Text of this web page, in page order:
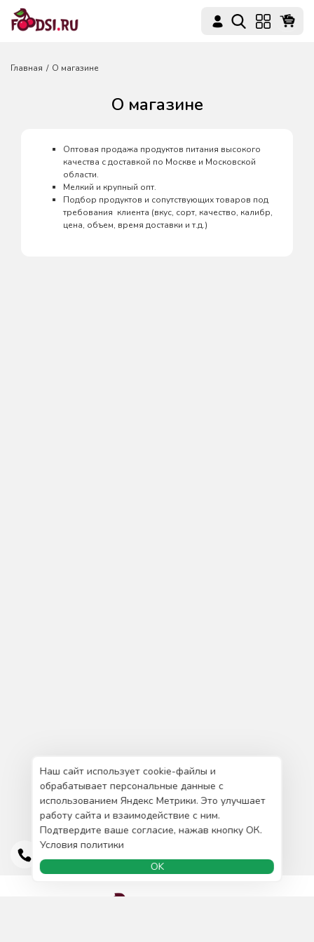
Главная О магазине
О магазине
Оптовая продажа продуктов питания высокого
качества с доставкой по Москве и Московской
области.
Мелкий и крупный опт.
Подбор продуктов и сопутствующих товаров под
требования клиента (вкус, сорт, качество, калибр,
цена, объем, время доставки и т.д.)
Наш сайт использует cookie-файлы и
обрабатывает персональные данные с
использованием Яндекс Метрики. Это улучшает
работу сайта и взаимодействие с ним.
Подтвердите ваше согласие, нажав кнопку ОК.
Условия политики
OK